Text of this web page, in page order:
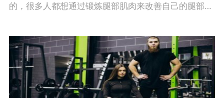
的，很多人都想通过锻炼腿部肌肉来改善自己的腿部曲